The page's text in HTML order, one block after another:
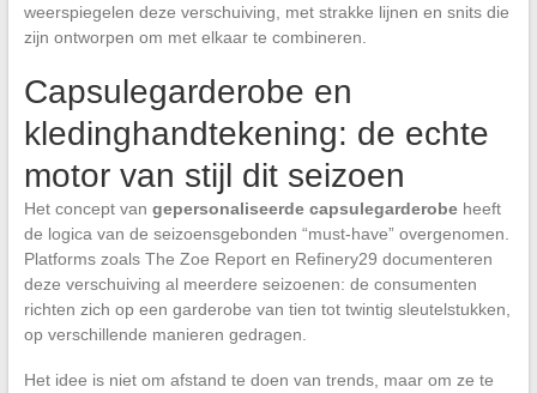
weerspiegelen deze verschuiving, met strakke lijnen en snits die
zijn ontworpen om met elkaar te combineren.
Capsulegarderobe en
kledinghandtekening: de echte
motor van stijl dit seizoen
Het concept van gepersonaliseerde capsulegarderobeheeft
de logica van de seizoensgebonden “must-have” overgenomen.
Platforms zoals The Zoe Report en Refinery29 documenteren
deze verschuiving al meerdere seizoenen: de consumenten
richten zich op een garderobe van tien tot twintig sleutelstukken,
op verschillende manieren gedragen.
Het idee is niet om afstand te doen van trends, maar om ze te